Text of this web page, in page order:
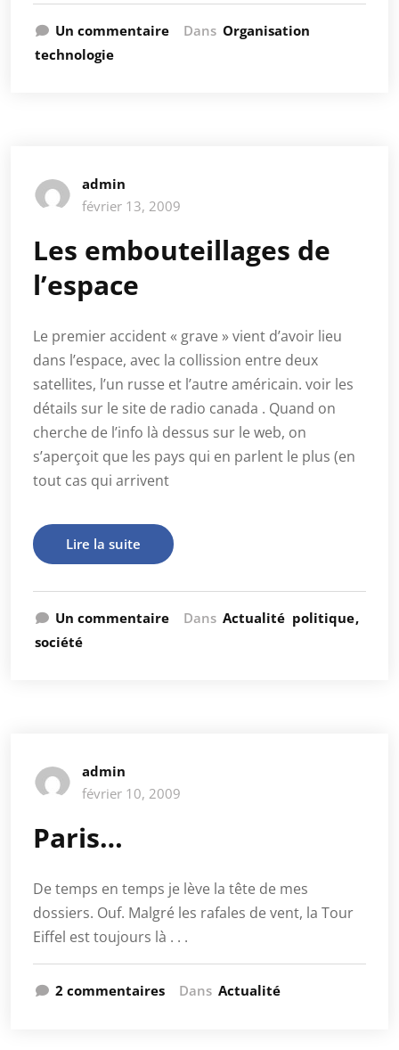
Un commentaire Dans Organisation
technologie
admin
février 13, 2009
Les embouteillages de
l’espace
Le premier accident « grave » vient d’avoir lieu
dans l’espace, avec la collission entre deux
satellites, l’un russe et l’autre américain. voir les
détails sur le site de radio canada . Quand on
cherche de l’info là dessus sur le web, on
s’aperçoit que les pays qui en parlent le plus (en
tout cas qui arrivent
Lire la suite
Un commentaire Dans Actualité politique
société
admin
février 10, 2009
Paris…
De temps en temps je lève la tête de mes
dossiers. Ouf. Malgré les rafales de vent, la Tour
Eiffel est toujours là . . .
2 commentaires Dans Actualité